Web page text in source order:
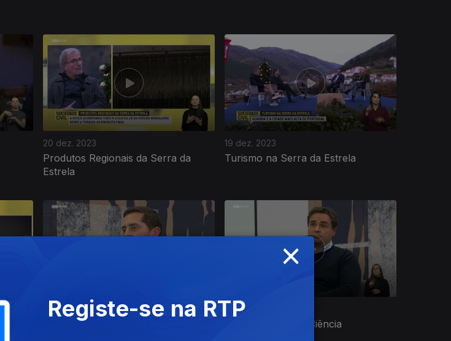
20 dez. 2023
Produtos Regionais da Serra da
Estrela
19 dez. 2023
Turismo na Serra da Estrela
14 dez. 2023 13 dez. 2023
Comunicação em Ciência
×
Registe-se na RTP